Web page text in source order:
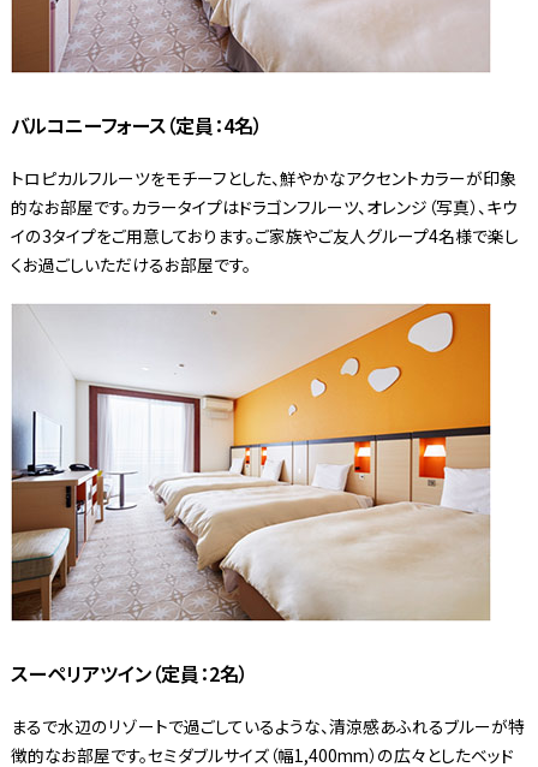
バルコニーフォース（定員：4名）
トロピカルフルーツをモチーフとした、鮮やかなアクセントカラーが印象
的なお部屋です。カラータイプはドラゴンフルーツ、オレンジ（写真）、キウ
イの3タイプをご用意しております。ご家族やご友人グループ4名様で楽し
くお過ごしいただけるお部屋です。
スーペリアツイン（定員：2名）
まるで水辺のリゾートで過ごしているような、清涼感あふれるブルーが特
徴的なお部屋です。セミダブルサイズ（幅1,400mm）の広々としたベッド